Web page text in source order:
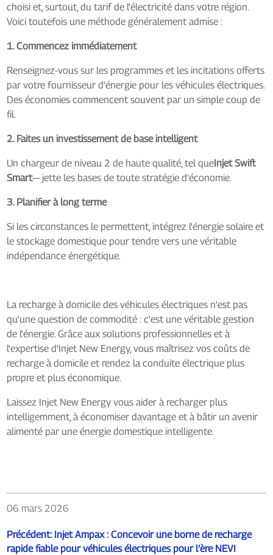
choisi et, surtout, du tarif de l'électricité dans votre région.
Voici toutefois une méthode généralement admise :
1. Commencez immédiatement
Renseignez-vous sur les programmes et les incitations offerts
par votre fournisseur d'énergie pour les véhicules électriques.
Des économies commencent souvent par un simple coup de
fil.
2. Faites un investissement de base intelligent
Un chargeur de niveau 2 de haute qualité, tel queInjet Swift
Smart— jette les bases de toute stratégie d'économie.
3. Planifier à long terme
Si les circonstances le permettent, intégrez l'énergie solaire et
le stockage domestique pour tendre vers une véritable
indépendance énergétique.
La recharge à domicile des véhicules électriques n'est pas
qu'une question de commodité : c'est une véritable gestion
de l'énergie. Grâce aux solutions professionnelles et à
l'expertise d'Injet New Energy, vous maîtrisez vos coûts de
recharge à domicile et rendez la conduite électrique plus
propre et plus économique.
Laissez Injet New Energy vous aider à recharger plus
intelligemment, à économiser davantage et à bâtir un avenir
alimenté par une énergie domestique intelligente.
06 mars 2026
Précédent: Injet Ampax : Concevoir une borne de recharge
rapide fiable pour véhicules électriques pour l’ère NEVI